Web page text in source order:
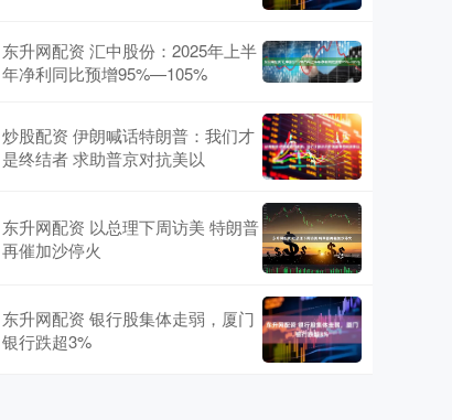
东升网配资 汇中股份：2025年上半
年净利同比预增95%—105%
炒股配资 伊朗喊话特朗普：我们才
是终结者 求助普京对抗美以
东升网配资 以总理下周访美 特朗普
再催加沙停火
东升网配资 银行股集体走弱，厦门
银行跌超3%